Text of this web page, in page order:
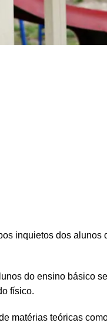
inquietos dos alunos
do ensino básico
físico.
matérias teóricas